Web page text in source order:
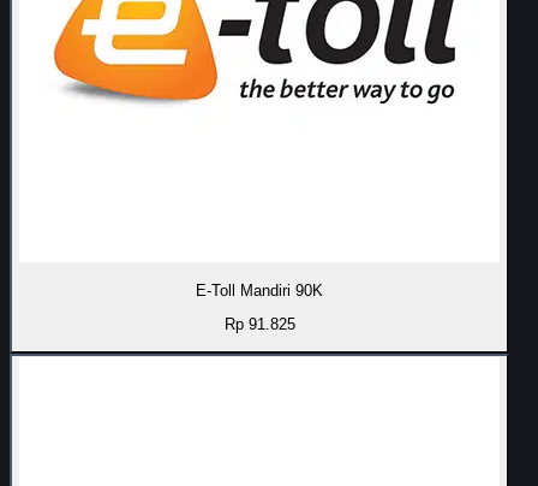
E-Toll Mandiri 90K
Rp 91.825